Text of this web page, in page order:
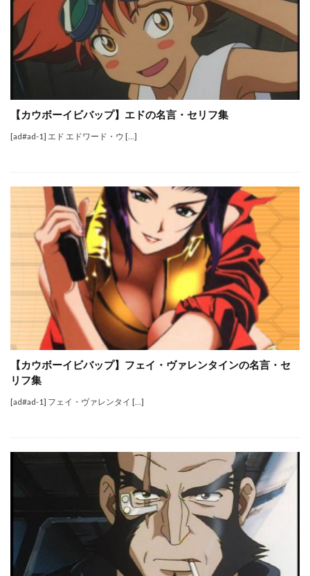
【カウボーイビバップ】エドの名言・セリフ集
[ad#ad-1] エド エドワード・ウ […]
【カウボーイビバップ】フェイ・ヴァレンタインの名言・セ
リフ集
[ad#ad-1] フェイ・ヴァレンタイ […]